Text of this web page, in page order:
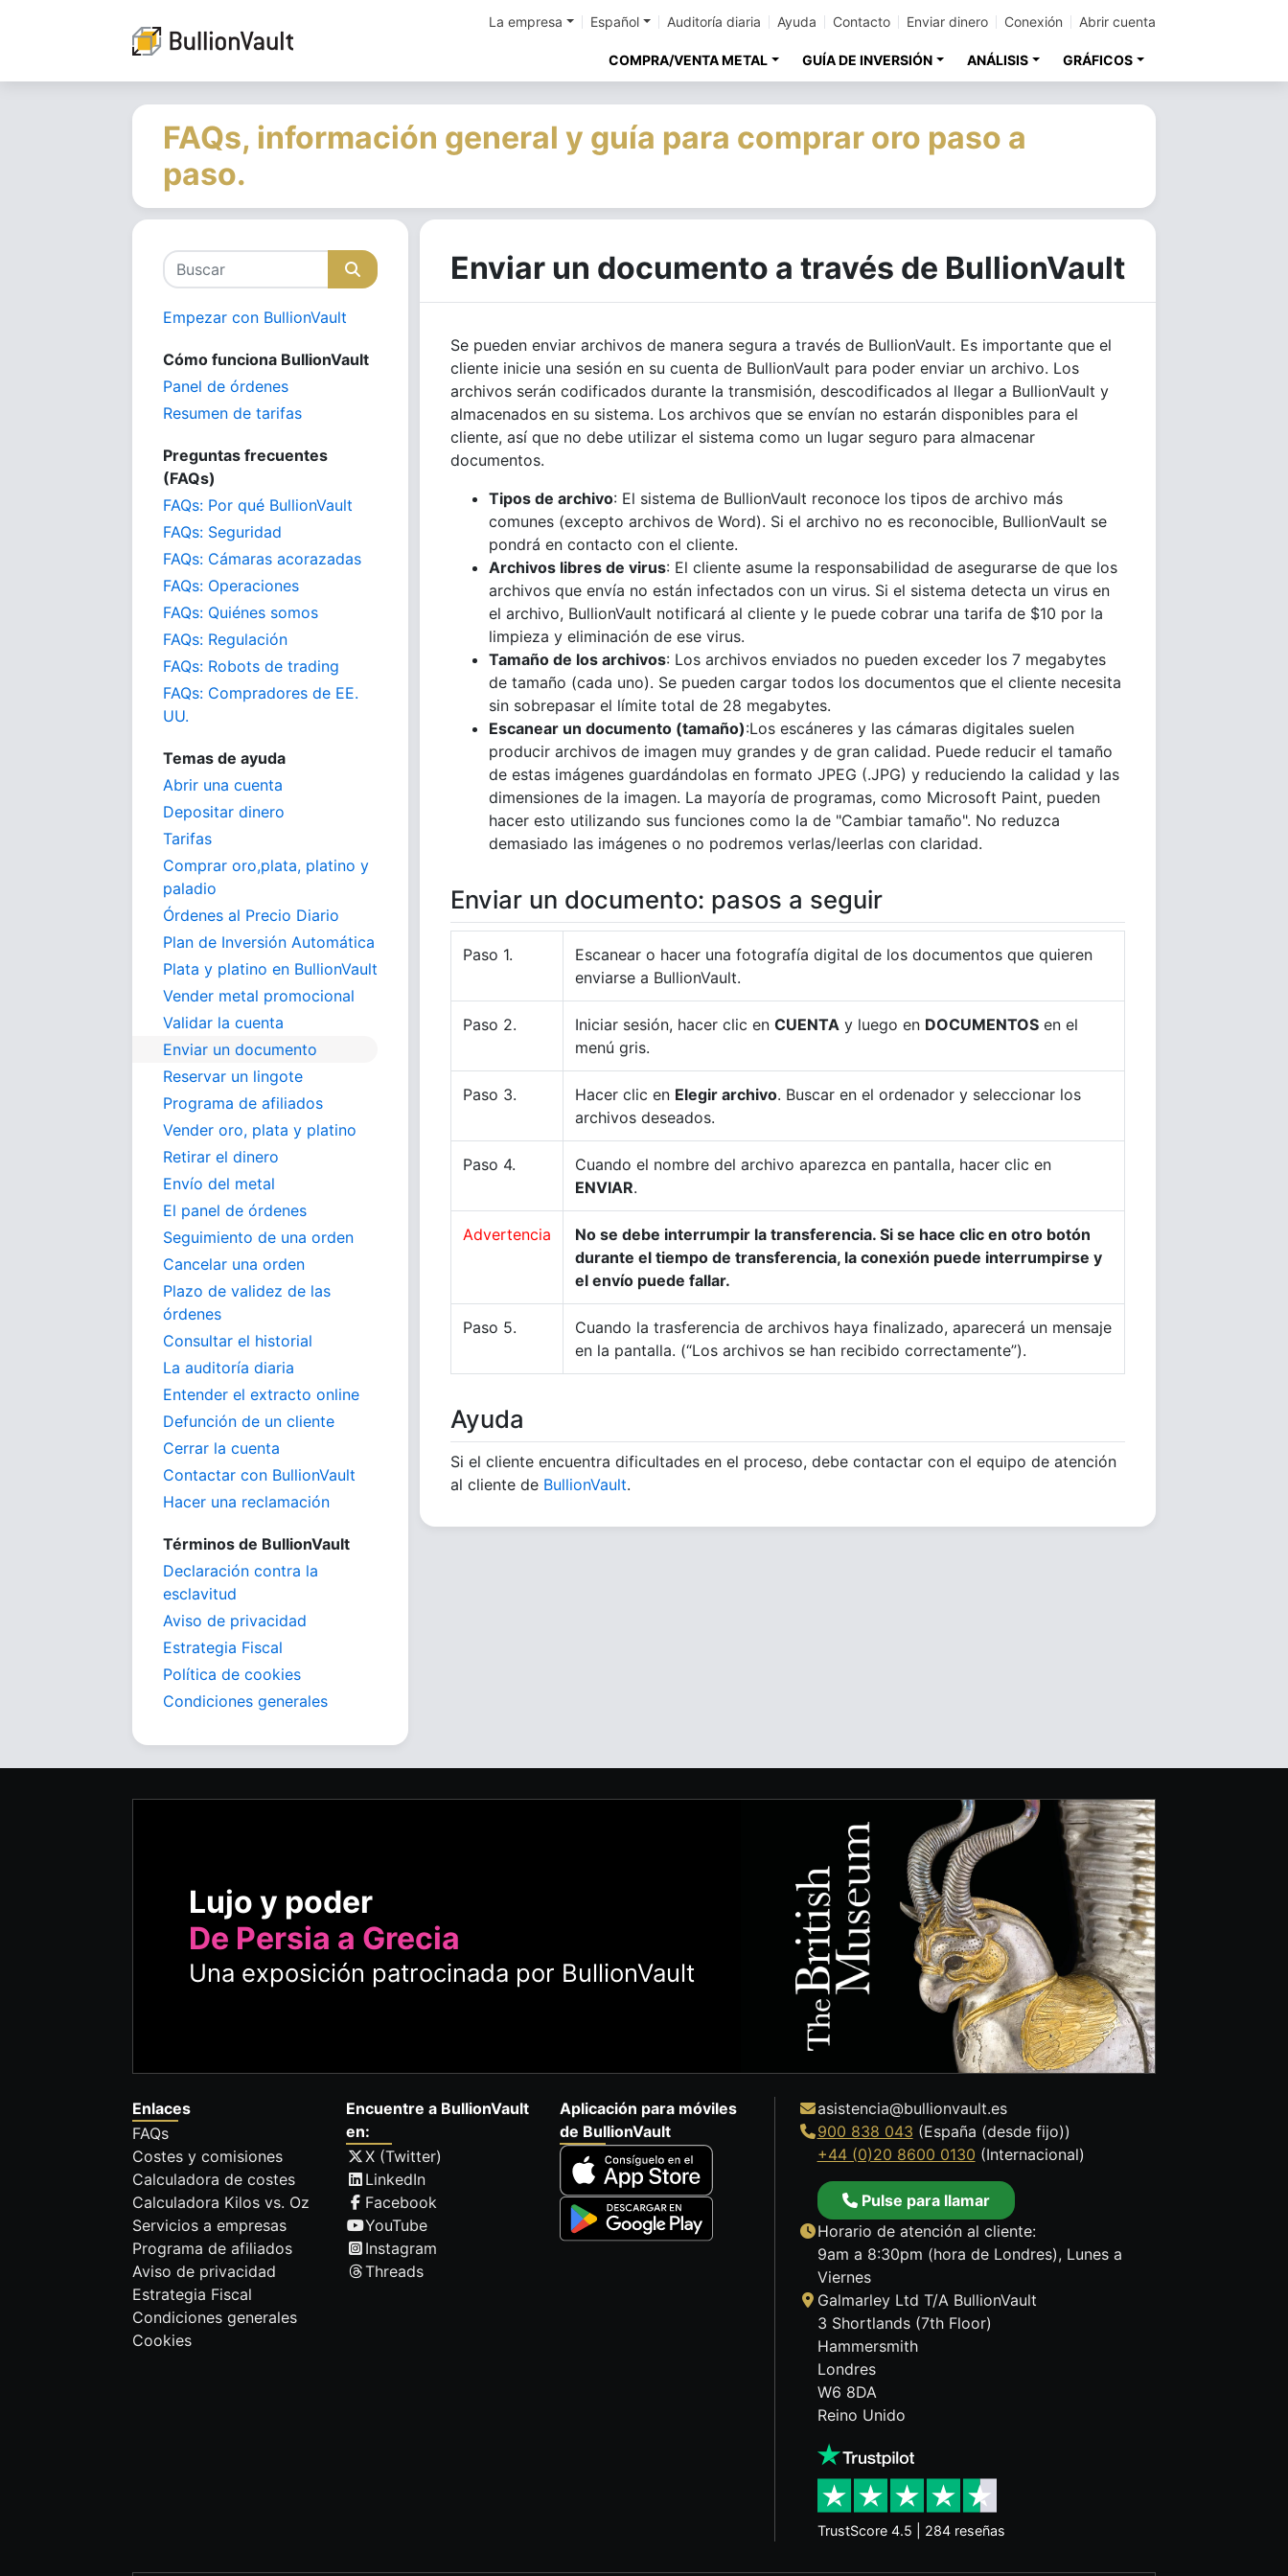
La empresa Español Auditoría diaria Ayuda Contacto Enviar dinero Conexión Abrir cuenta
COMPRA/VENTA METAL GUÍA DE INVERSIÓN ANÁLISIS GRÁFICOS
FAQs, información general y guía para comprar oro paso a
paso.
Empezar con BullionVault
Cómo funciona BullionVault
Panel de órdenes
Resumen de tarifas
Preguntas frecuentes
(FAQs)
FAQs: Por qué BullionVault
FAQs: Seguridad
FAQs: Cámaras acorazadas
FAQs: Operaciones
FAQs: Quiénes somos
FAQs: Regulación
FAQs: Robots de trading
FAQs: Compradores de EE.
UU.
Temas de ayuda
Abrir una cuenta
Depositar dinero
Tarifas
Comprar oro,plata, platino y
paladio
Órdenes al Precio Diario
Plan de Inversión Automática
Plata y platino en BullionVault
Vender metal promocional
Validar la cuenta
Enviar un documento
Reservar un lingote
Programa de afiliados
Vender oro, plata y platino
Retirar el dinero
Envío del metal
El panel de órdenes
Seguimiento de una orden
Cancelar una orden
Plazo de validez de las
órdenes
Consultar el historial
La auditoría diaria
Entender el extracto online
Defunción de un cliente
Cerrar la cuenta
Contactar con BullionVault
Hacer una reclamación
Términos de BullionVault
Declaración contra la
esclavitud
Aviso de privacidad
Estrategia Fiscal
Política de cookies
Condiciones generales
Enviar un documento a través de BullionVault
Se pueden enviar archivos de manera segura a través de BullionVault. Es importante que el
cliente inicie una sesión en su cuenta de BullionVault para poder enviar un archivo. Los
archivos serán codificados durante la transmisión, descodificados al llegar a BullionVault y
almacenados en su sistema. Los archivos que se envían no estarán disponibles para el
cliente, así que no debe utilizar el sistema como un lugar seguro para almacenar
documentos.
Tipos de archivo: El sistema de BullionVault reconoce los tipos de archivo más
comunes (excepto archivos de Word). Si el archivo no es reconocible, BullionVault se
pondrá en contacto con el cliente.
Archivos libres de virus: El cliente asume la responsabilidad de asegurarse de que los
archivos que envía no están infectados con un virus. Si el sistema detecta un virus en
el archivo, BullionVault notificará al cliente y le puede cobrar una tarifa de $10 por la
limpieza y eliminación de ese virus.
Tamaño de los archivos: Los archivos enviados no pueden exceder los 7 megabytes
de tamaño (cada uno). Se pueden cargar todos los documentos que el cliente necesita
sin sobrepasar el límite total de 28 megabytes.
Escanear un documento (tamaño):Los escáneres y las cámaras digitales suelen
producir archivos de imagen muy grandes y de gran calidad. Puede reducir el tamaño
de estas imágenes guardándolas en formato JPEG (.JPG) y reduciendo la calidad y las
dimensiones de la imagen. La mayoría de programas, como Microsoft Paint, pueden
hacer esto utilizando sus funciones como la de "Cambiar tamaño". No reduzca
demasiado las imágenes o no podremos verlas/leerlas con claridad.
Enviar un documento: pasos a seguir
Paso 1.
Escanear o hacer una fotografía digital de los documentos que quieren
enviarse a BullionVault.
Paso 2. Iniciar sesión, hacer clic en CUENTA y luego en DOCUMENTOS en el
menú gris.
Paso 3. Hacer clic en Elegir archivo. Buscar en el ordenador y seleccionar los
archivos deseados.
Paso 4.
Cuando el nombre del archivo aparezca en pantalla, hacer clic en
ENVIAR.
Advertencia
No se debe interrumpir la transferencia. Si se hace clic en otro botón
durante el tiempo de transferencia, la conexión puede interrumpirse y
el envío puede fallar.
Paso 5.
Cuando la trasferencia de archivos haya finalizado, aparecerá un mensaje
en la pantalla. (“Los archivos se han recibido correctamente”).
Ayuda
Si el cliente encuentra dificultades en el proceso, debe contactar con el equipo de atención
al cliente de BullionVault.
Lujo y poder
De Persia a Grecia
Una exposición patrocinada por BullionVault
Enlaces
FAQs
Costes y comisiones
Calculadora de costes
Calculadora Kilos vs. Oz
Servicios a empresas
Programa de afiliados
Aviso de privacidad
Estrategia Fiscal
Condiciones generales
Cookies
Encuentre a BullionVault
en:
X (Twitter)
LinkedIn
Facebook
YouTube
Instagram
Threads
Aplicación para móviles
de BullionVault
asistencia@bullionvault.es
900 838 043 (España (desde fijo))
+44 (0)20 8600 0130 (Internacional)
Pulse para llamar
Horario de atención al cliente:
9am a 8:30pm (hora de Londres), Lunes a
Viernes
Galmarley Ltd T/A BullionVault
3 Shortlands (7th Floor)
Hammersmith
Londres
W6 8DA
Reino Unido
TrustScore 4.5 | 284 reseñas